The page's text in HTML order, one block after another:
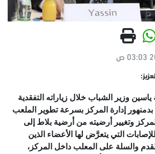
وزير الشباب خلال زياراته التفقدية
إدارة المركز بسرعة تطوير الملعب
وتغيير أرضيته من أرضية بلاط إلى
التي يتعرَّض لها الأعضاء الذين
والسلة على المعلب داخل المركز،